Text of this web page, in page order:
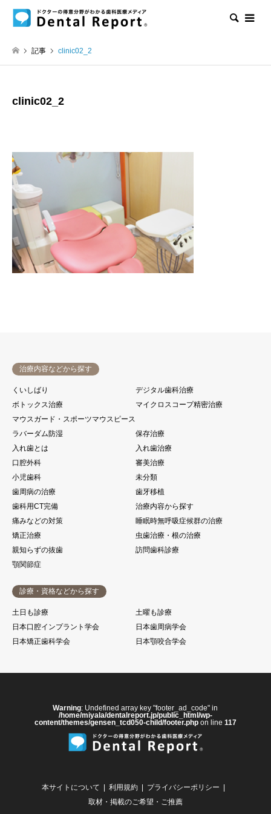
検索
記事 clinic02_2
clinic02_2
治療内容などから探す
くいしばり
デジタル歯科治療
ボトックス治療
マイクロスコープ精密治療
マウスガード・スポーツマウスピース
ラバーダム防湿
保存治療
入れ歯とは
入れ歯治療
口腔外科
審美治療
小児歯科
未分類
歯周病の治療
歯牙移植
歯科用CT完備
治療内容から探す
痛みなどの対策
睡眠時無呼吸症候群の治療
矯正治療
虫歯治療・根の治療
親知らずの抜歯
訪問歯科診療
顎関節症
診療・資格などから探す
土日も診療
土曜も診療
日本口腔インプラント学会
日本歯周病学会
日本矯正歯科学会
日本顎咬合学会
Warning: Undefined array key "footer_ad_code" in
/home/miyala/dentalreport.jp/public_html/wp-
content/themes/gensen_tcd050-child/footer.php on line 117
本サイトについて 利用規約
プライバシーポリシー
取材・掲載のご希望・ご推薦